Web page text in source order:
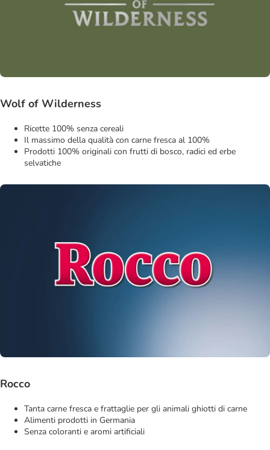
Wolf of Wilderness
Ricette 100% senza cereali
Il massimo della qualità con carne fresca al 100%
Prodotti 100% originali con frutti di bosco, radici ed erbe
selvatiche
Rocco
Tanta carne fresca e frattaglie per gli animali ghiotti di carne
Alimenti prodotti in Germania
Senza coloranti e aromi artificiali